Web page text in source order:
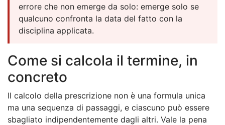
errore che non emerge da solo: emerge solo se
qualcuno confronta la data del fatto con la
disciplina applicata.
Come si calcola il termine, in
concreto
Il calcolo della prescrizione non è una formula unica
ma una sequenza di passaggi, e ciascuno può essere
sbagliato indipendentemente dagli altri. Vale la pena